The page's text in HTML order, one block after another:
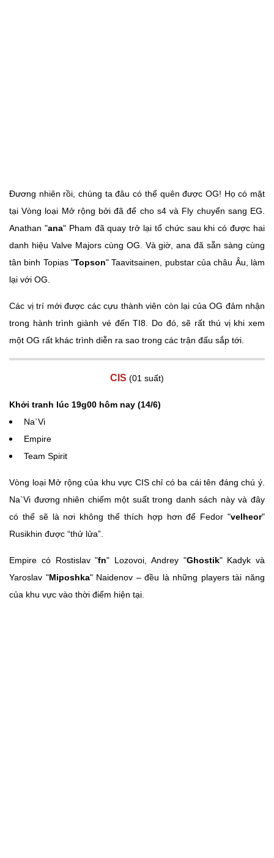
Đương nhiên rồi, chúng ta đâu có thể quên được OG! Họ có mặt
tại Vòng loại Mở rộng bởi đã để cho s4 và Fly chuyển sang EG.
Anathan "ana" Pham đã quay trở lại tổ chức sau khi có được hai
danh hiệu Valve Majors cùng OG. Và giờ, ana đã sẵn sàng cùng
tân binh Topias "Topson" Taavitsainen, pubstar của châu Âu, làm
lại với OG.
Các vị trí mới được các cựu thành viên còn lại của OG đảm nhận
trong hành trình giành vé đến TI8. Do đó, sẽ rất thú vị khi xem
một OG rất khác trình diễn ra sao trong các trận đấu sắp tới.
CIS (01 suất)
Khởi tranh lúc 19g00 hôm nay (14/6)
Na`Vi
Empire
Team Spirit
Vòng loại Mở rộng của khu vực CIS chỉ có ba cái tên đáng chú ý.
Na`Vi đương nhiên chiếm một suất trong danh sách này và đây
có thể sẽ là nơi không thể thích hợp hơn để Fedor "velheor"
Rusikhin được “thử lửa”.
Empire có Rostislav "fn" Lozovoi, Andrey "Ghostik" Kadyk và
Yaroslav "Miposhka" Naidenov – đều là những players tài năng
của khu vực vào thời điểm hiện tại.